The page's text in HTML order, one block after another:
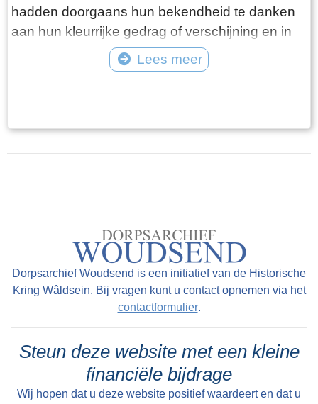
hadden doorgaans hun bekendheid te danken
aan hun kleurrijke gedrag of verschijning en in
mindere mate aan hun daden. Vaak waren het
al wat oudere personen die hun hele leven in
dorpsbewoners dan hun echte naam. Buiten
Woudsend waren de dorpsfiguren veelal
met als bijnaam Sibbele mot.
Lees meer
Dorpsarchief Woudsend is een initiatief van de Historische
Kring Wâldsein. Bij vragen kunt u contact opnemen via het
contactformulier.
Steun deze website met een kleine
financiële bijdrage
Wij hopen dat u deze website positief waardeert en dat u